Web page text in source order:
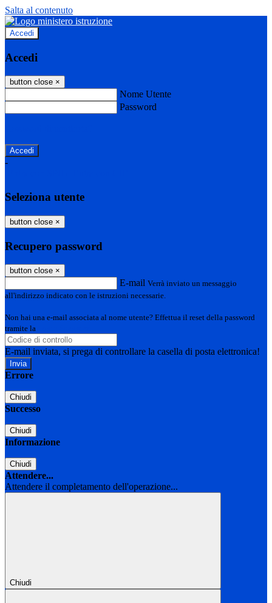
Salta al contenuto
Accedi
Accedi
button close ×
Nome Utente
Password
-
Seleziona utente
button close ×
Recupero password
button close ×
E-mail Verrà inviato un messaggio
all'indirizzo indicato con le istruzioni necessarie.
Non hai una e-mail associata al nome utente? Effettua il reset della password
tramite la
E-mail inviata, si prega di controllare la casella di posta elettronica!
Errore
Chiudi
Successo
Chiudi
Informazione
Chiudi
Attendere...
Attendere il completamento dell'operazione...
Chiudi